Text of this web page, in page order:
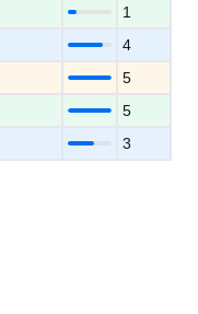
1
4
5
5
3